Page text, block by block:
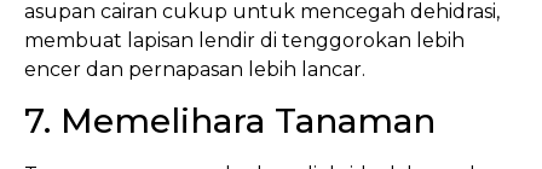
asupan cairan cukup untuk mencegah dehidrasi,
membuat lapisan lendir di tenggorokan lebih
encer dan pernapasan lebih lancar.
7. Memelihara Tanaman